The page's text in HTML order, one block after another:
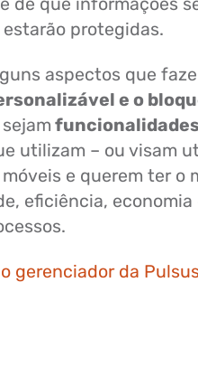
protegidas.
aspectos que
e o
sejam
utilizam – ou visam
e querem ter o
eficiência, economia
gerenciador da